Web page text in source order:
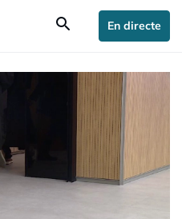
search En directe